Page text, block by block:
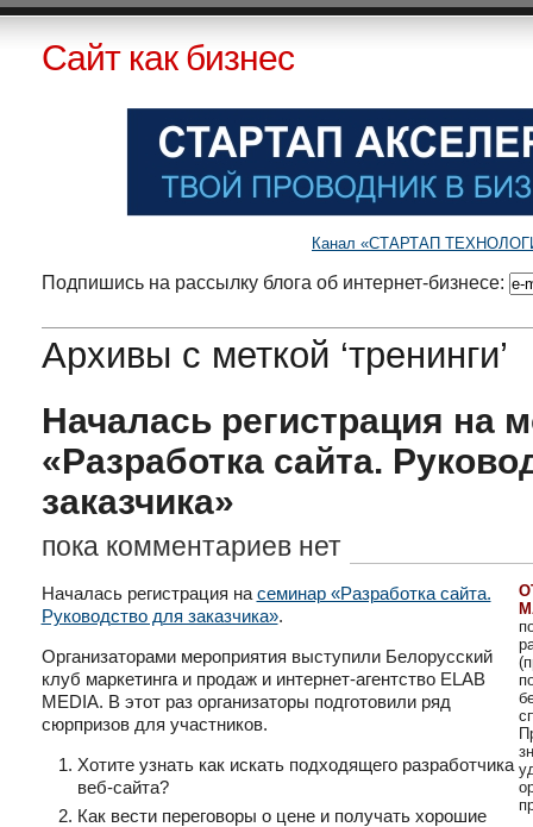
Сайт как бизнес
Канал «СТАРТАП
Подпишись на рассылку блога об интернет-бизнесе:
Архивы с меткой ‘тренинги’
Началась регистрация на
«Разработка сайта.
заказчика»
пока комментариев нет
Началась регистрация на семинар «Разработка сайта.
Руководство для заказчика».
Организаторами мероприятия выступили Белорусский
клуб маркетинга и продаж и интернет-агентство ELAB
MEDIA. В этот раз организаторы подготовили ряд
сюрпризов для участников.
Хотите узнать как искать подходящего разработчика
веб-сайта?
Как вести переговоры о цене и получать хорошие